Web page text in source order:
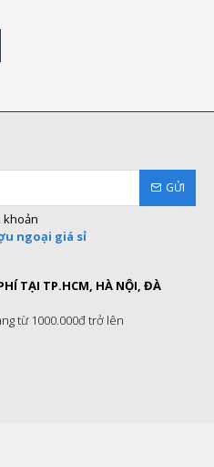
GỬI
khoản
ngoại giá sỉ
TẠI TP.HCM, HÀ NỘI, ĐÀ
từ 1000.000đ trở lên